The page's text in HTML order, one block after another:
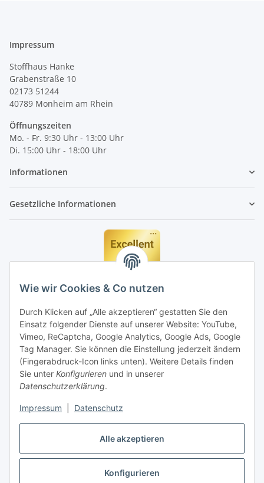
Alle akzeptieren
Konfigurieren
Wie wir Cookies & Co nutzen
Durch Klicken auf „Alle akzeptieren“ gestatten Sie den
Einsatz folgender Dienste auf unserer Website: YouTube,
Vimeo, ReCaptcha, Google Analytics, Google Ads, Google
Tag Manager. Sie können die Einstellung jederzeit ändern
(Fingerabdruck-Icon links unten). Weitere Details finden
Sie unter Konfigurieren und in unserer
Datenschutzerklärung.
Impressum Datenschutz
Impressum
Stoffhaus Hanke
Grabenstraße 10
02173 51244
40789 Monheim am Rhein
Öffnungszeiten
Mo. - Fr. 9:30 Uhr - 13:00 Uhr
Di. 15:00 Uhr - 18:00 Uhr
Informationen
Gesetzliche Informationen
Vertrag widerrufen